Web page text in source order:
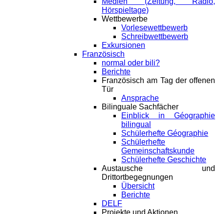
Hörspieltage)
Wettbewerbe
Vorlesewettbewerb
Schreibwettbewerb
Exkursionen
Französisch
normal oder bili?
Berichte
Französisch am Tag der offenen
Tür
Ansprache
Bilinguale Sachfächer
Einblick in Géographie
bilingual
Schülerhefte Géographie
Schülerhefte
Gemeinschaftskunde
Schülerhefte Geschichte
Austausche und
Drittortbegegnungen
Übersicht
Berichte
DELF
Projekte und Aktionen